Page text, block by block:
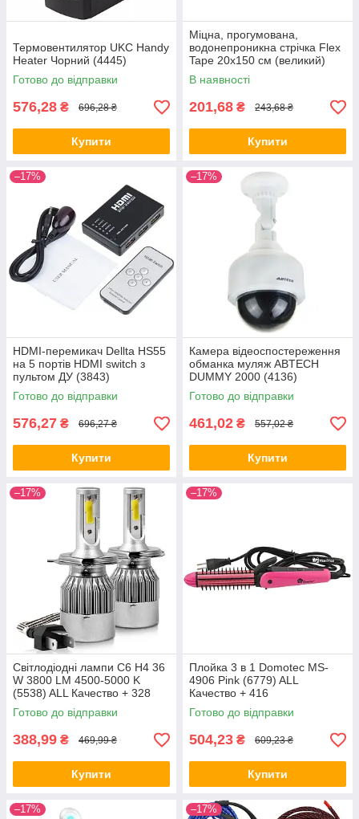
Термовентилятор UKC Handy
Heater Чорний (4445)
Готово до відправки
576,28 ₴ 696,28 ₴
Купити
Міцна, прогумована,
водонепроникна стрічка Flex
Tape 20х150 см (великий)
(5516) ALL Качество + 308
В наявності
201,68 ₴ 243,68 ₴
Купити
–17%
HDMI-перемикач Dellta HS55
на 5 портів HDMI switch з
пультом ДУ (3843)
Готово до відправки
576,27 ₴ 696,27 ₴
Купити
–17%
Камера відеоспостереження
обманка муляж ABTECH
DUMMY 2000 (4136)
Готово до відправки
461,02 ₴ 557,02 ₴
Купити
–17%
Світлодіодні лампи C6 H4 36
W 3800 LM 4500-5000 K
(5538) ALL Качество + 328
Готово до відправки
388,99 ₴ 469,99 ₴
Купити
–17%
Плойка 3 в 1 Domotec MS-
4906 Pink (6779) ALL
Качество + 416
Готово до відправки
504,23 ₴ 609,23 ₴
Купити
–17% –17%